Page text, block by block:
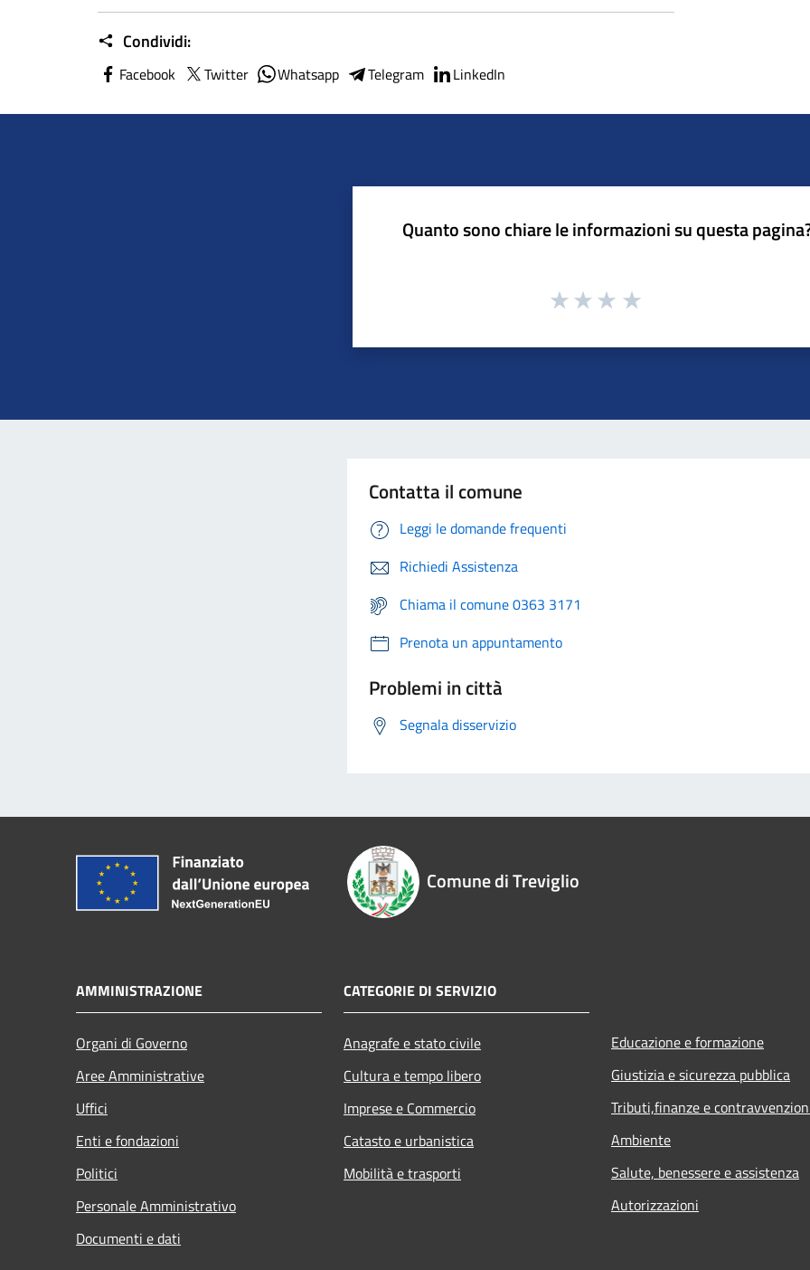
Condividi:
Facebook Twitter Whatsapp Telegram LinkedIn
Quanto sono chiare le informazioni su questa
Contatta il comune
Leggi le domande frequenti
Richiedi Assistenza
Chiama il comune 0363 3171
Prenota un appuntamento
Problemi in città
Segnala disservizio
Comune di Treviglio
AMMINISTRAZIONE
Organi di Governo
Aree Amministrative
Uffici
Enti e fondazioni
Politici
Personale Amministrativo
Documenti e dati
CATEGORIE DI SERVIZIO
Anagrafe e stato civile
Cultura e tempo libero
Imprese e Commercio
Catasto e urbanistica
Mobilità e trasporti
Educazione e formazione
Giustizia e sicurezza pubblica
Tributi,finanze e
Ambiente
Salute, benessere e assistenza
Autorizzazioni